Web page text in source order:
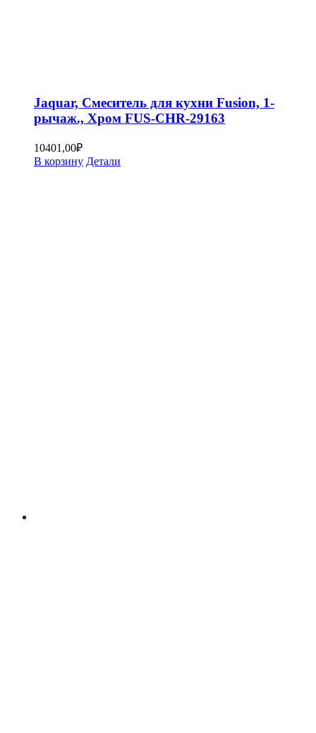
Jaquar, Смеситель для кухни Fusion, 1-
рычаж., Хром FUS-CHR-29163
10401,00₽
В корзину Детали